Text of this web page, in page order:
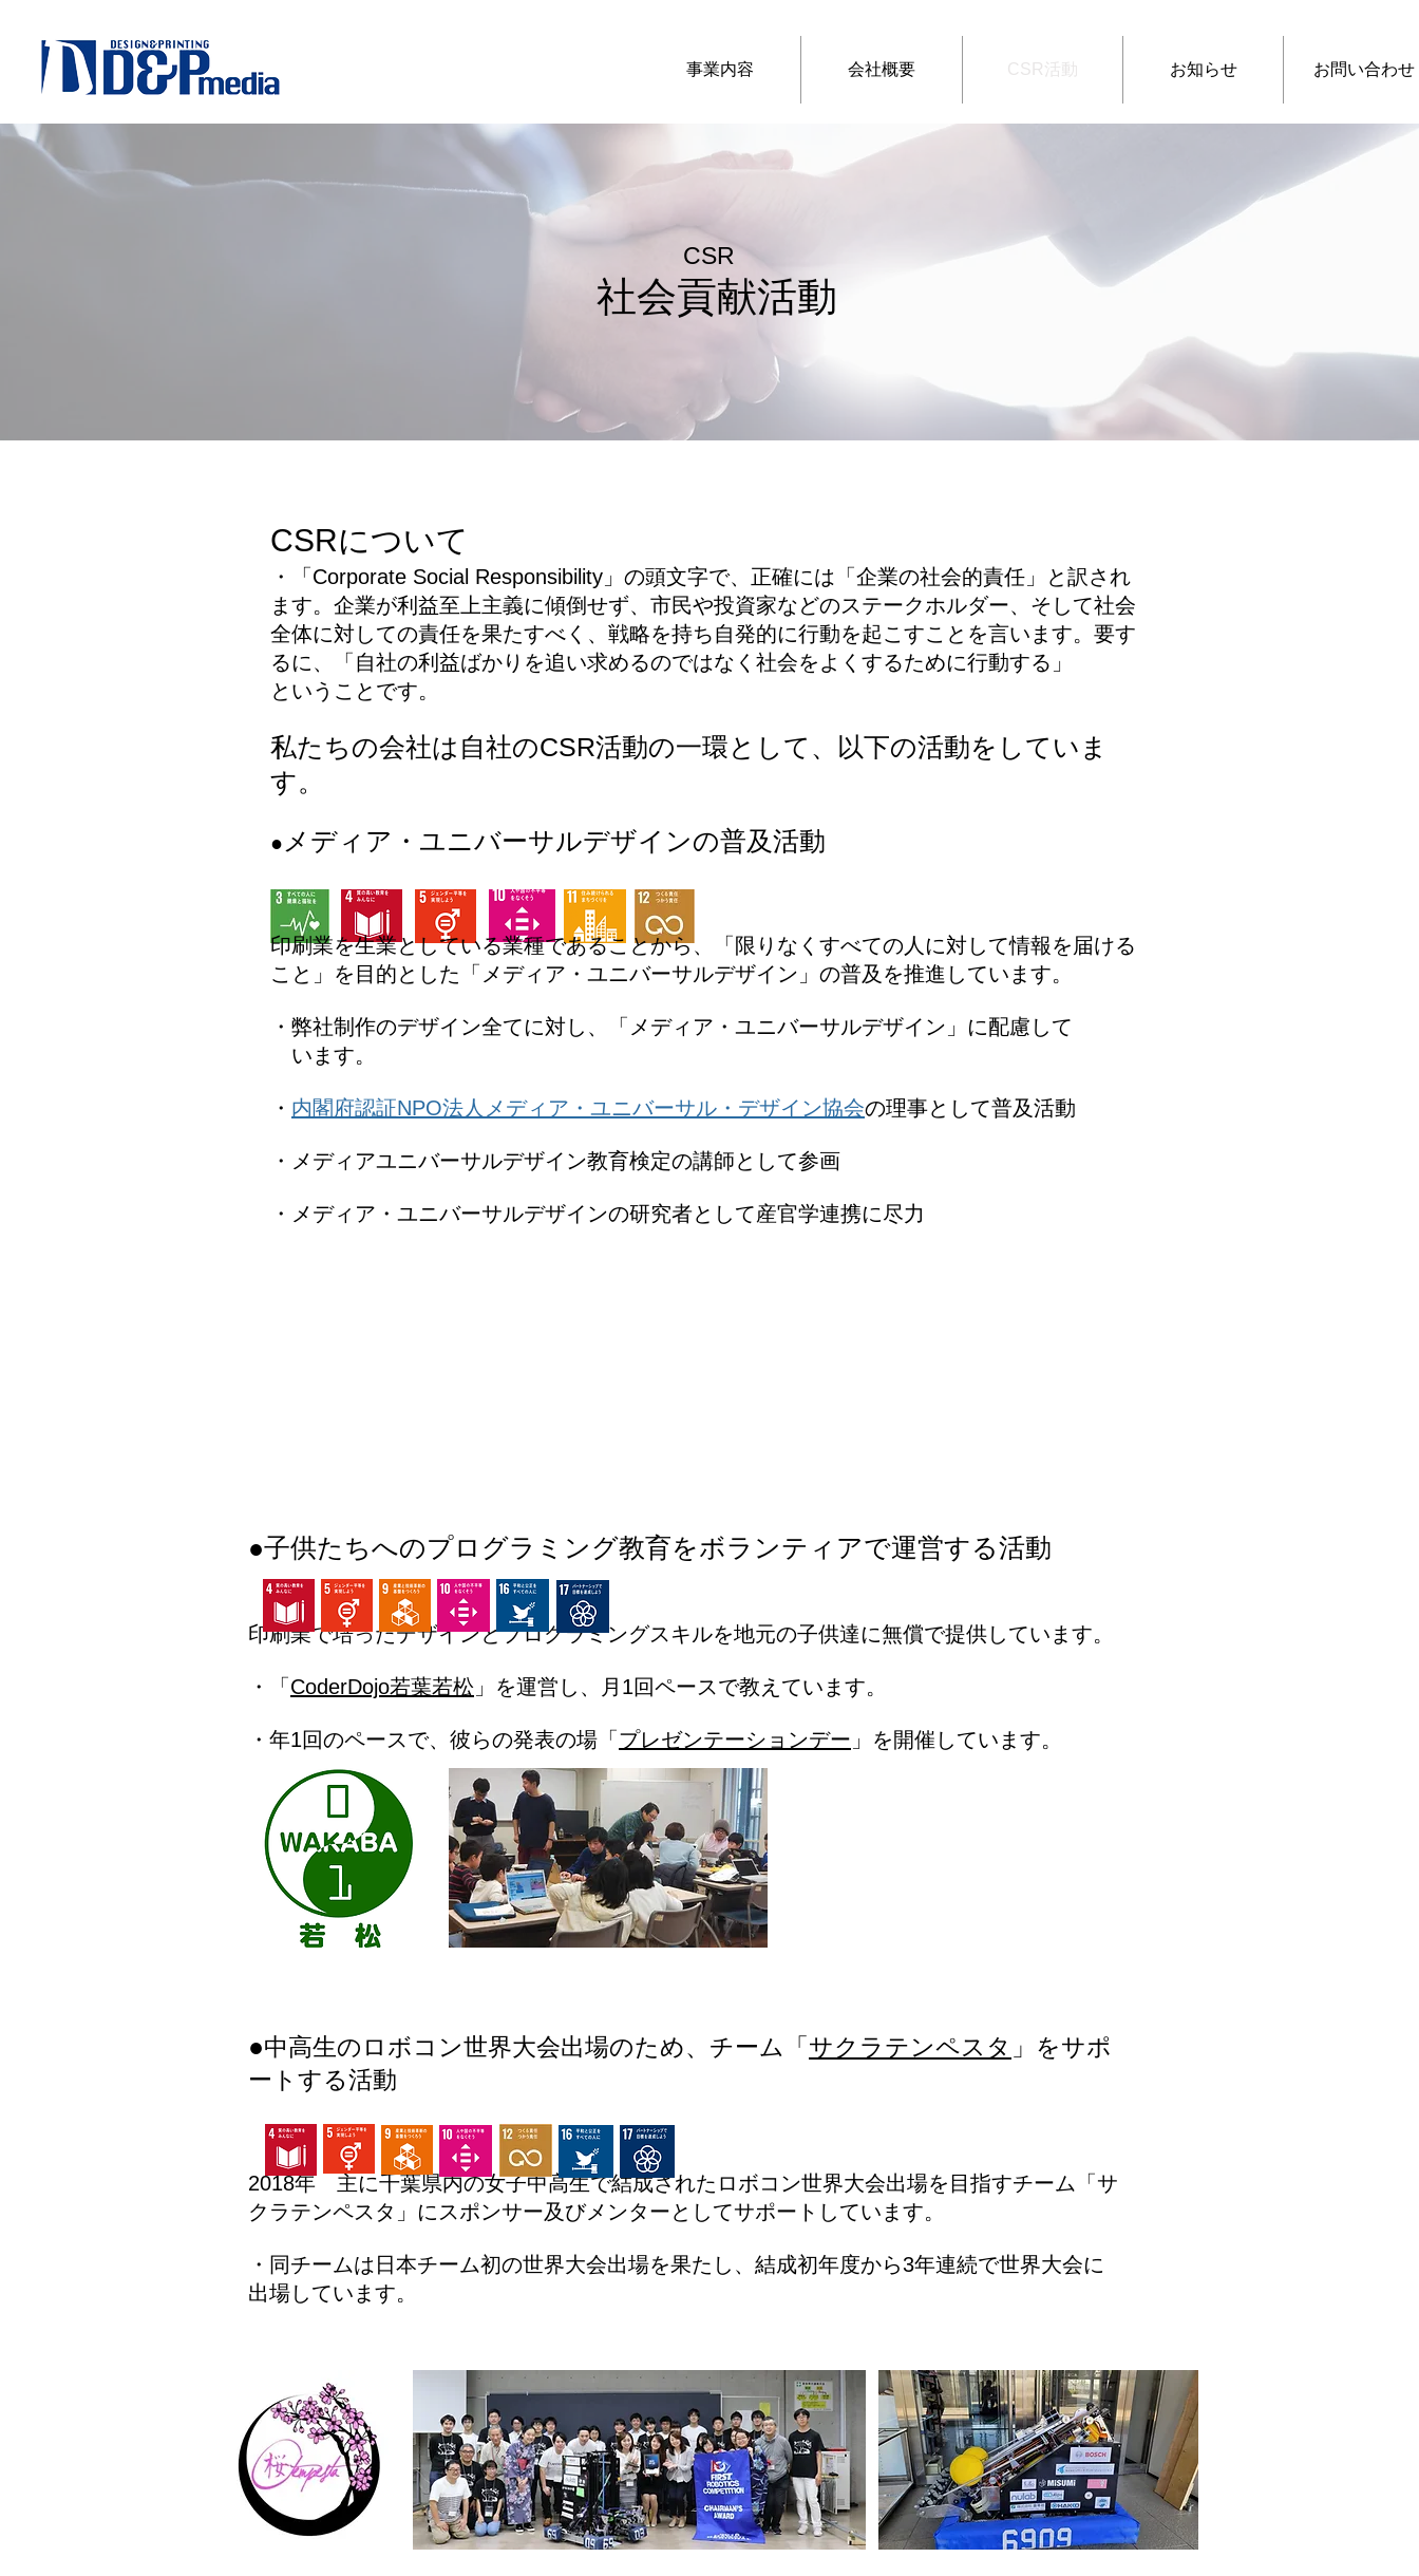
事業内容 会社概要 CSR活動 お知らせ お問い合わせ
CSR ​社会貢献活動
CSR
社会貢献活動
CSRについて
・「Corporate Social Responsibility」の頭文字で、正確には「企業の社会的責任」と訳され
ます。企業が利益至上主義に傾倒せず、市民や投資家などのステークホルダー、そして社会
全体に対しての責任を果たすべく、戦略を持ち自発的に行動を起こすことを言います。要す
るに、「自社の利益ばかりを追い求めるのではなく社会をよくするために行動する」
ということです。
​私たちの会社は自社のCSR活動の一環として、以下の活動をしていま
す。
● メディア・ユニバーサルデザインの普及活動
印刷業を生業としている業種であることから、「限りなくすべての人に対して情報を届ける
こと」を目的とした「メディア・ユニバーサルデザイン」の普及を推進しています。
・弊社制作のデザイン全てに対し、「メディア・ユニバーサルデザイン」に配慮して
います。
・ 内閣府認証NPO法人メディア・ユニバーサル・デザイン協会の理事として普及活動
・メディアユニバーサルデザイン教育検定の講師として参画
・メディア・ユニバーサルデザインの研究者として産官学連携に尽力
●子供たちへのプログラミング教育をボランティアで運営する活動
印刷業で培ったデザインとプログラミングスキルを地元の子供達に無償で提供しています。
・「 CoderDojo若葉若松 」を運営し、月1回ペースで教えています。
・年1回のペースで、彼らの発表の場「 プレゼンテーションデー 」を開催しています。
●中高生のロボコン世界大会出場のため、チーム「サクラテンペスタ 」をサポ
ートする活動
2018年 主に千葉県内の女子中高生で結成されたロボコン世界大会出場を目指すチーム「サ
クラテンペスタ」にスポンサー及びメンターとしてサポートしています。
・同チームは日本チーム初の世界大会出場を果たし、結成初年度から3年連続で世界大会に
出場しています。